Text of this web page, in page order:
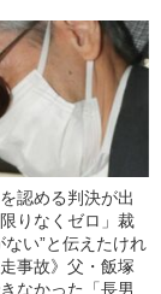
認める判決が出
りなくゼロ」裁
ない”と伝えたけれ
事故》父・飯塚
なかった「長男